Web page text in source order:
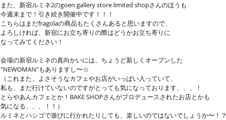
また、新宿ルミネ2のgoen gallery store limited shopさんのほうも
今週末まで！引き続き開催中です！！！
こちらはまだfragolaの商品もたくさんあると思いますので、
よろしければ、新宿にお立ち寄りの際はどうかお立ち寄りに
なってみてください！
会場の新宿ルミネの真向かいには、ちょうど新しくオープンした
"NEWOMAN"もありますし〜☆
（これまた、よさそうなカフェやお店がいっぱい入っていて、
私も、まだ行けていないのですがとっても気になっております、、、！
とらやあんカフェとか！BAKE SHOPさんがプロデュースされたお店とかも
気になる、、、！！）
ルミネとハシゴで遊びに行かれたりしても、楽しいのではないでしょうか〜！？